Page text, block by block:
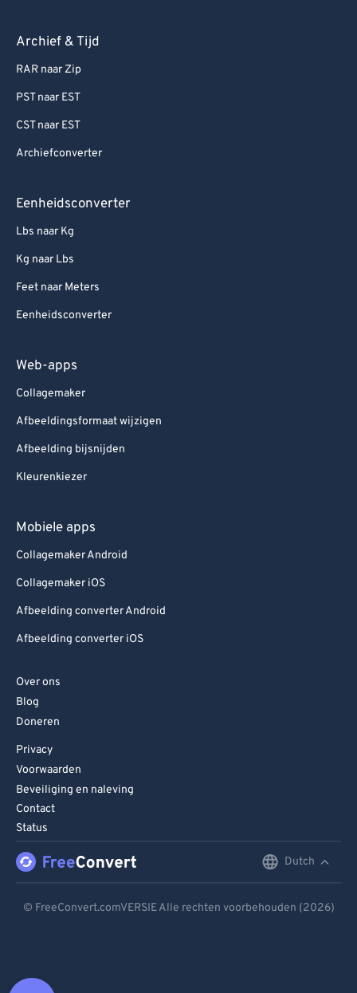
Archief & Tijd
RAR naar Zip
PST naar EST
CST naar EST
Archiefconverter
Eenheidsconverter
Lbs naar Kg
Kg naar Lbs
Feet naar Meters
Eenheidsconverter
Web-apps
Collagemaker
Afbeeldingsformaat wijzigen
Afbeelding bijsnijden
Kleurenkiezer
Mobiele apps
Collagemaker Android
Collagemaker iOS
Afbeelding converter Android
Afbeelding converter iOS
Over ons
Blog
Doneren
Privacy
Voorwaarden
Beveiliging en naleving
Contact
Status
Dutch
© FreeConvert.comVERSIE Alle rechten voorbehouden (2026)